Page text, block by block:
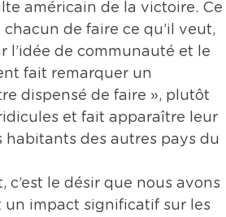
américain de la victoire. Ce
de faire ce qu’il veut,
l’idée de communauté et le
fait remarquer un
dispensé de faire », plutôt
et fait apparaître leur
des autres pays du
le désir que nous avons
impact significatif sur les